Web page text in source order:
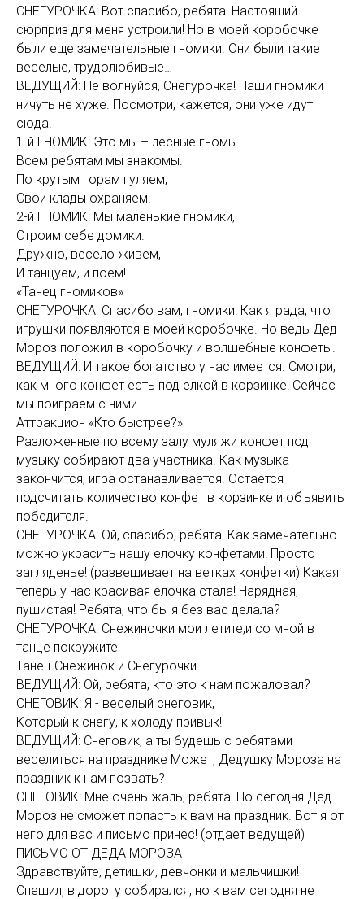
СНЕГУРОЧКА: Вот спасибо, ребята! Настоящий
сюрприз для меня устроили! Но в моей коробочке
были еще замечательные гномики. Они были такие
веселые, трудолюбивые…
ВЕДУЩИЙ: Не волнуйся, Снегурочка! Наши гномики
ничуть не хуже. Посмотри, кажется, они уже идут
сюда!
1-й ГНОМИК: Это мы – лесные гномы.
Всем ребятам мы знакомы.
По крутым горам гуляем,
Свои клады охраняем.
2-й ГНОМИК: Мы маленькие гномики,
Строим себе домики.
Дружно, весело живем,
И танцуем, и поем!
«Танец гномиков»
СНЕГУРОЧКА: Спасибо вам, гномики! Как я рада, что
игрушки появляются в моей коробочке. Но ведь Дед
Мороз положил в коробочку и волшебные конфеты.
ВЕДУЩИЙ: И такое богатство у нас имеется. Смотри,
как много конфет есть под елкой в корзинке! Сейчас
мы поиграем с ними.
Аттракцион «Кто быстрее?»
Разложенные по всему залу муляжи конфет под
музыку собирают два участника. Как музыка
закончится, игра останавливается. Остается
подсчитать количество конфет в корзинке и объявить
победителя.
СНЕГУРОЧКА: Ой, спасибо, ребята! Как замечательно
можно украсить нашу елочку конфетами! Просто
загляденье! (развешивает на ветках конфетки) Какая
теперь у нас красивая елочка стала! Нарядная,
пушистая! Ребята, что бы я без вас делала?
СНЕГУРОЧКА: Снежиночки мои летите,и со мной в
танце покружите
Танец Снежинок и Снегурочки
ВЕДУЩИЙ: Ой, ребята, кто это к нам пожаловал?
СНЕГОВИК: Я - веселый снеговик,
Который к снегу, к холоду привык!
ВЕДУЩИЙ: Снеговик, а ты будешь с ребятами
веселиться на празднике Может, Дедушку Мороза на
праздник к нам позвать?
СНЕГОВИК: Мне очень жаль, ребята! Но сегодня Дед
Мороз не сможет попасть к вам на праздник. Вот я от
него для вас и письмо принес! (отдает ведущей)
ПИСЬМО ОТ ДЕДА МОРОЗА
Здравствуйте, детишки, девчонки и мальчишки!
Спешил, в дорогу собирался, но к вам сегодня не